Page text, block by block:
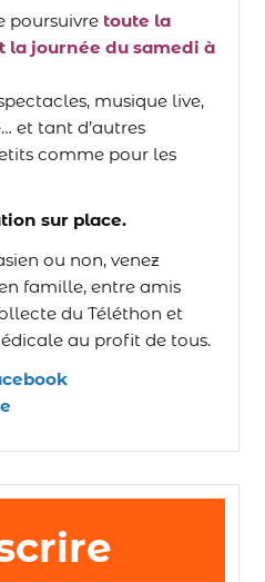
poursuivre toute la
la journée du samedi à
musique live,
et tant d’autres
comme pour les
sur place.
ou non, venez
famille, entre amis
du Téléthon et
au profit de tous.